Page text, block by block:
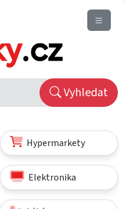
Vyhledat
Hypermarkety
Elektronika